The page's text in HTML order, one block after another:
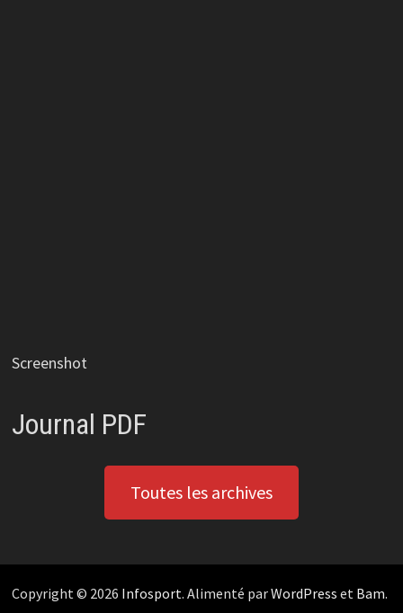
Screenshot
Journal PDF
Toutes les archives
Copyright © 2026 Infosport. Alimenté parWordPress et Bam.